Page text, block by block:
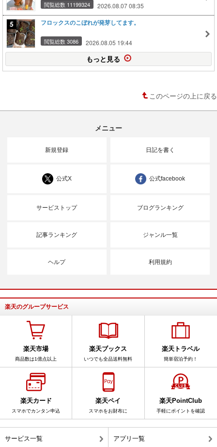
閲覧総数 11199324 2026.08.07 08:35
フロックスのこぼれが発芽してます。
閲覧総数 3086 2026.08.05 19:44
もっと見る
このページの上に戻る
メニュー
新規登録 日記を書く
公式X 公式facebook
サービストップ ブログランキング
記事ランキング ジャンル一覧
ヘルプ 利用規約
楽天のグループサービス
楽天市場
商品数は1億点以上
楽天ブックス
いつでも全品送料無料
楽天トラベル
簡単宿泊予約！
楽天カード
スマホでカンタン申込
楽天ペイ
スマホをお財布に
楽天PointClub
手軽にポイントを確認
サービス一覧 アプリ一覧